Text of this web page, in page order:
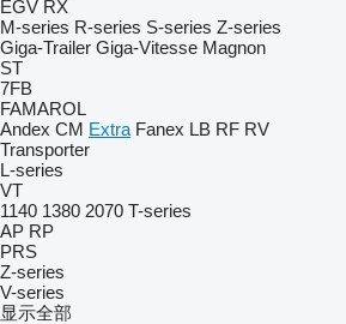
EGV RX
M-series R-series S-series Z-series
Giga-Trailer Giga-Vitesse Magnon
ST
7FB
FAMAROL
Andex CM Extra Fanex LB RF RV
Transporter
L-series
VT
1140 1380 2070 T-series
AP RP
PRS
Z-series
V-series
显示全部